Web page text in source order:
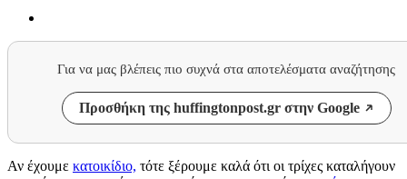
Για να μας βλέπεις πιο συχνά στα αποτελέσματα αναζήτησης
Προσθήκη της huffingtonpost.gr στην Google
Αν έχουμε κατοικίδιο, τότε ξέρουμε καλά ότι οι τρίχες καταλήγουν